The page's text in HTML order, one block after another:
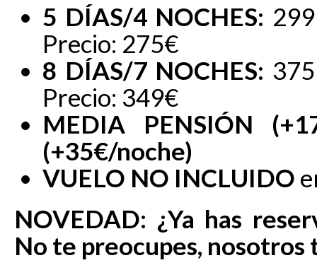
5 DÍAS/4 NOCHES:
Precio: 275€
8 DÍAS/7 NOCHES:
Precio: 349€
MEDIA PENSIÓN
(+35€/noche)
VUELO NO INCLUIDO
NOVEDAD: ¿Ya has
No te preocupes,